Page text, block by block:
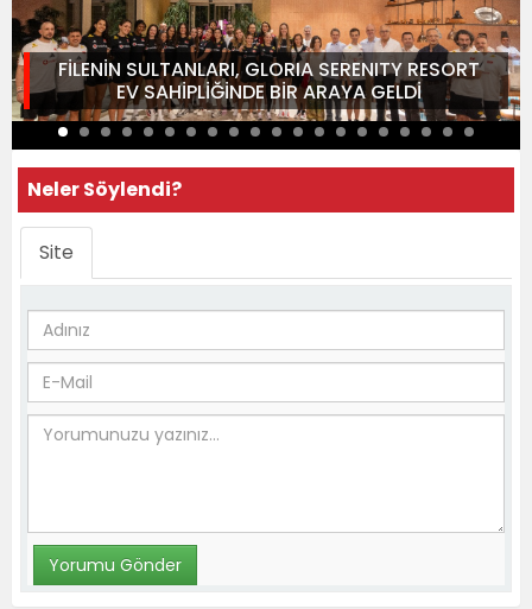
FİLENİN SULTANLARI, GLORIA SERENITY RESORT
EV SAHİPLİĞİNDE BİR ARAYA GELDİ
Neler Söylendi?
Site